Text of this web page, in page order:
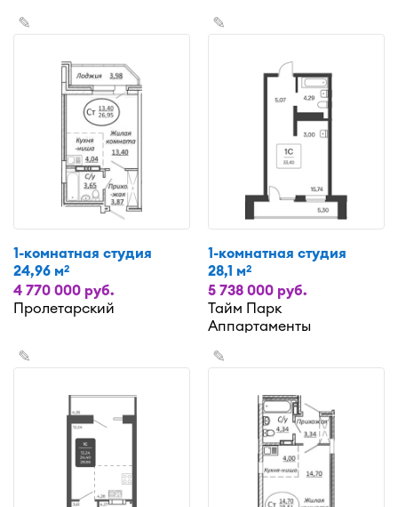
✎
1-комнатная студия
24,96 м2
4 770 000 руб.
Пролетарский
✎
1-комнатная студия
28,1 м2
5 738 000 руб.
Тайм Парк
Аппартаменты
✎ ✎